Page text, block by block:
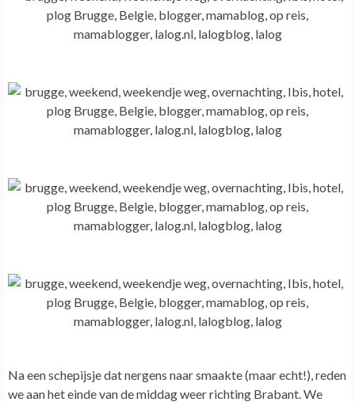
Na een schepijsje dat nergens naar smaakte (maar echt!), reden
we aan het einde van de middag weer richting Brabant. We